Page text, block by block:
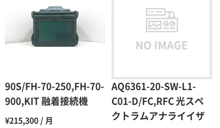
3ヶ月 80％（割引率20％）
4ヶ月 75％（割引率25％）
65％（割引率35％）
7ヶ月 60％（割引率 40％）
8ヶ月 55％（割引率45％）
90S/FH-70-250,FH-70-
900,KIT 融着接続機
¥215,300 / 月
AQ6361-20-SW-L1-
C01-D/FC,RFC 光スペ
クトラムアナライイザ